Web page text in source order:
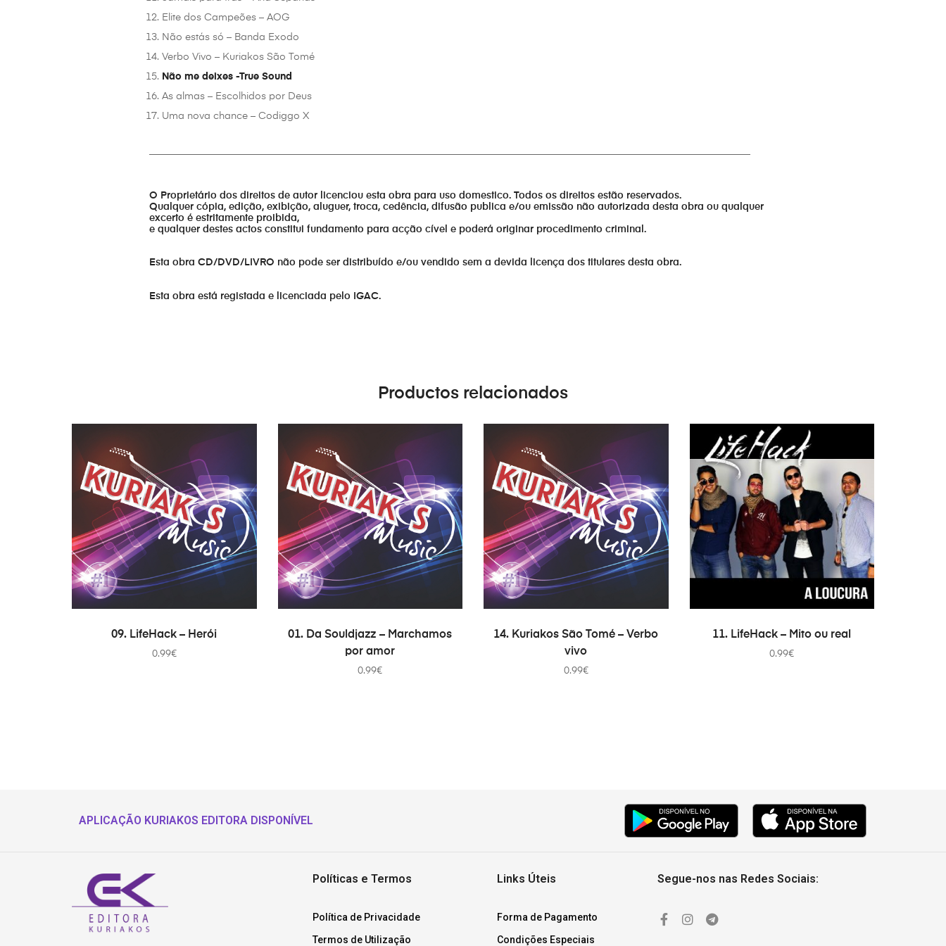
Elite dos Campeões – AOG
Não estás só – Banda Exodo
Verbo Vivo – Kuriakos São Tomé
Não me deixes -True Sound
As almas – Escolhidos por Deus
Uma nova chance – Codiggo X
O Proprietário dos direitos de autor licenciou esta obra para uso domestico. Todos os direitos estão reservados.
Qualquer cópia, edição, exibição, aluguer, troca, cedência, difusão publica e/ou emissão não autorizada desta obra ou qualquer
excerto é estritamente proibida,
e qualquer destes actos constitui fundamento para acção cível e poderá originar procedimento criminal.
Esta obra CD/DVD/LIVRO não pode ser distribuído e/ou vendido sem a devida licença dos titulares desta obra.
Esta obra está registada e licenciada pelo IGAC.
Productos relacionados
AÑADIR AL CARRITO
09. LifeHack – Herói
0.99€
AÑADIR AL CARRITO
01. Da Souldjazz – Marchamos
por amor
0.99€
AÑADIR AL CARRITO
14. Kuriakos São Tomé – Verbo
vivo
0.99€
AÑADIR AL CARRITO
11. LifeHack – Mito ou real
0.99€
APLICAÇÃO KURIAKOS EDITORA DISPONÍVEL
Políticas e Termos
Política de Privacidade
Termos de Utilização
Links Úteis
Forma de Pagamento
Condições Especiais
Segue-nos nas Redes Sociais: